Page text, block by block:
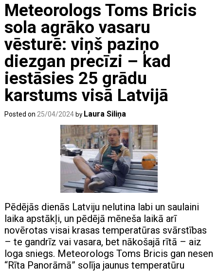
Meteorologs Toms Bricis
sola agrāko vasaru
vēsturē: viņš paziņo
diezgan precīzi – kad
iestāsies 25 grādu
karstums visā Latvijā
Posted on 25/04/2024 by Laura Siliņa
Pēdējās dienās Latviju nelutina labi un saulaini
laika apstākļi, un pēdējā mēneša laikā arī
novērotas visai krasas temperatūras svārstības
– te gandrīz vai vasara, bet nākošajā rītā – aiz
loga sniegs. Meteorologs Toms Bricis gan nesen
“Rīta Panorāmā” solīja jaunus temperatūru